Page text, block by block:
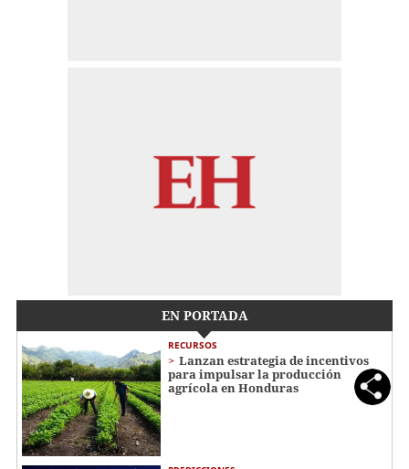
EN PORTADA
RECURSOS
Lanzan estrategia de incentivos
para impulsar la producción
agrícola en Honduras